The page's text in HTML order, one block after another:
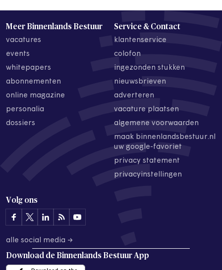
Meer Binnenlands Bestuur
vacatures
events
whitepapers
abonnementen
online magazine
personalia
dossiers
Service & Contact
klantenservice
colofon
ingezonden stukken
nieuwsbrieven
adverteren
vacature plaatsen
algemene voorwaarden
maak binnenlandsbestuur.nl
uw google-favoriet
privacy statement
privacyinstellingen
Volg ons
alle social media →
Download de Binnenlands Bestuur App